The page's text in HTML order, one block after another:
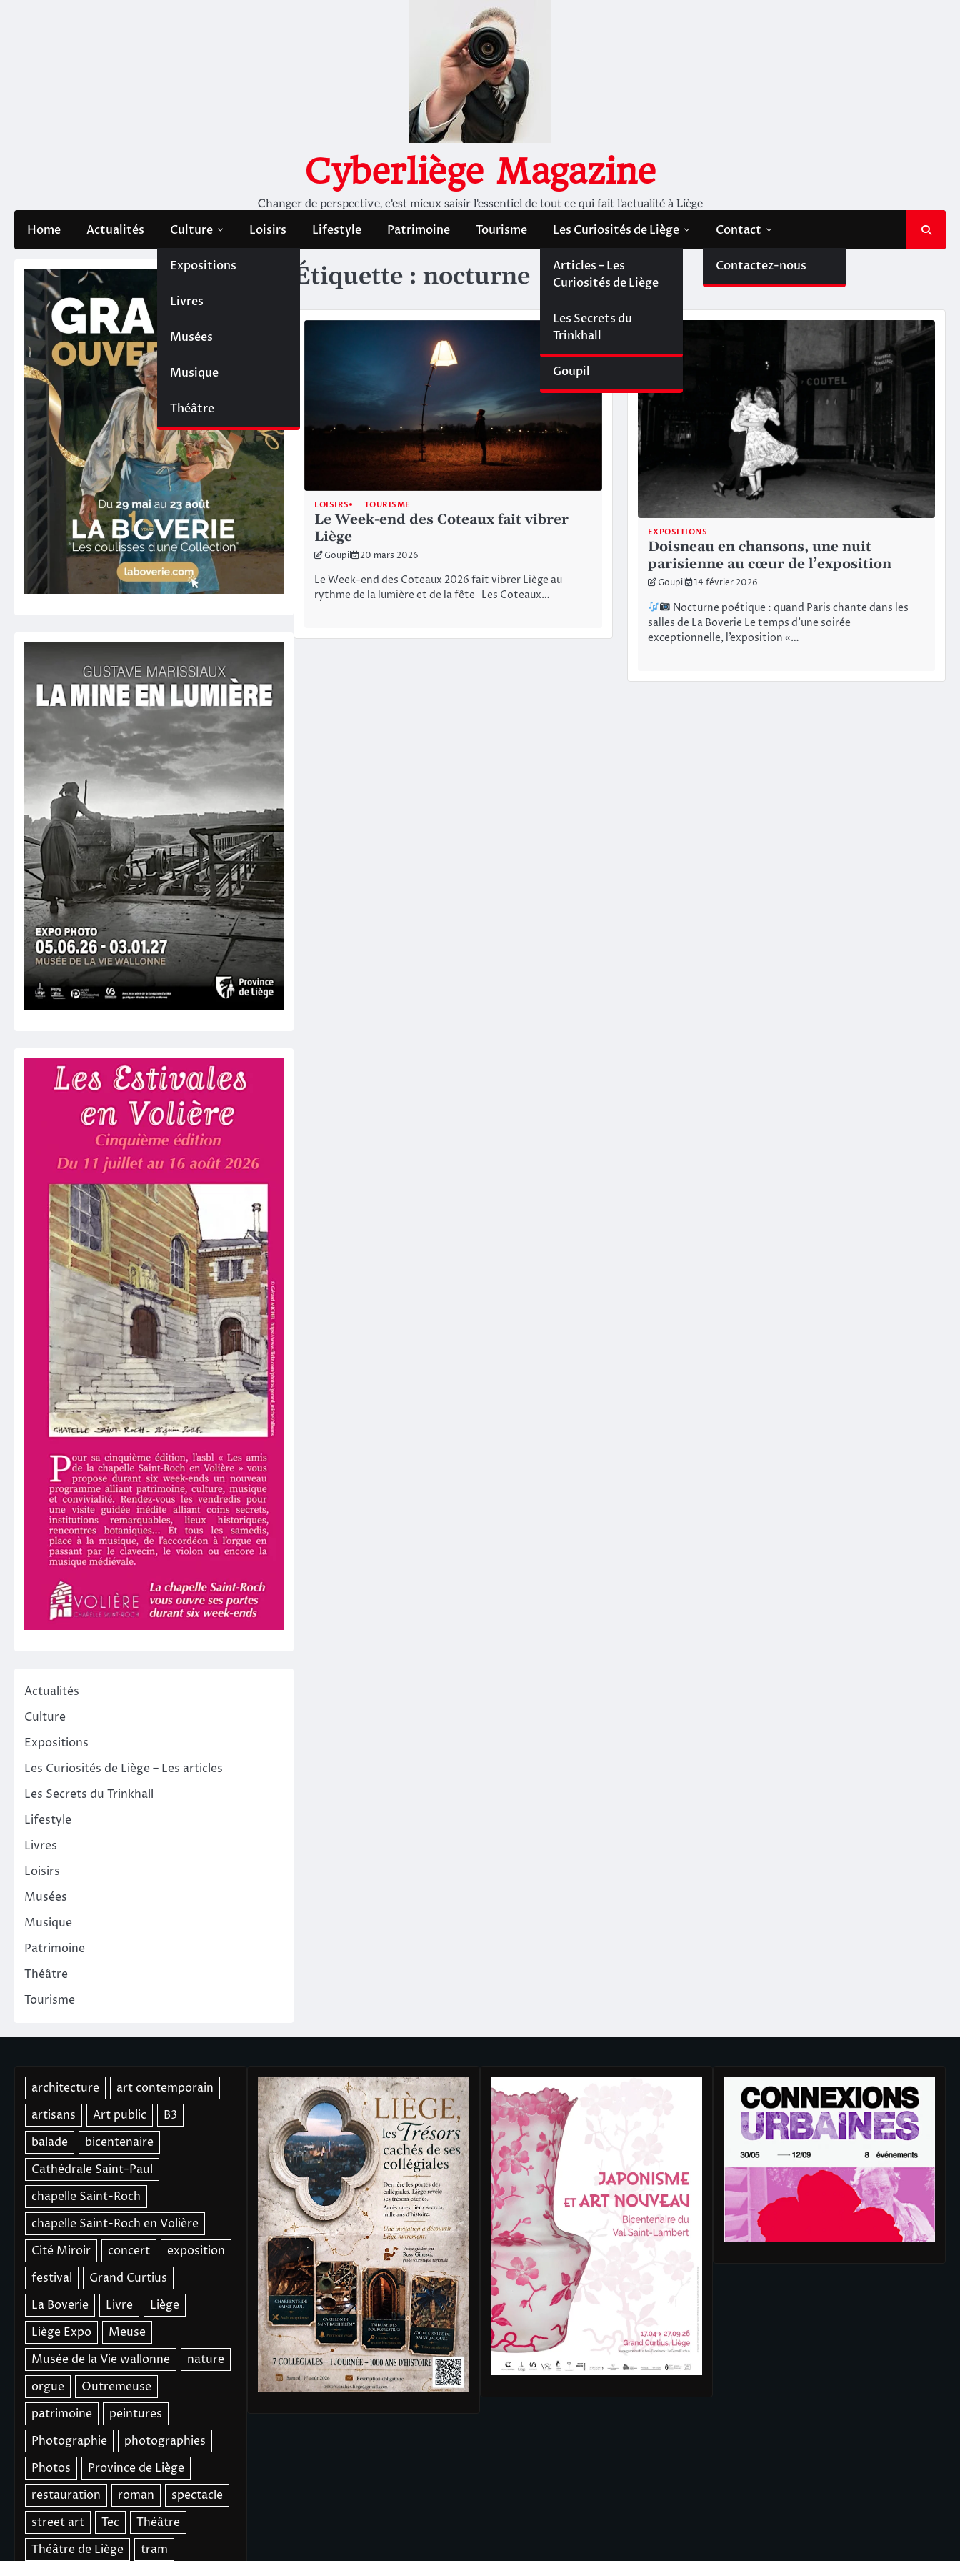
Cyberliège Magazine
Changer de perspective, c'est mieux saisir l'essentiel de tout ce qui fait l'actualité à Liège
Home Actualités Culture
Expositions
Livres
Musées
Musique
Théâtre
Loisirs Lifestyle Patrimoine Tourisme Les Curiosités de Liège
Les Curiosités de
Liège
Articles – Les
Curiosités de Liège
Les dossiers de
Cyberliège Magazine
Les Secrets du
Trinkhall
Goupil
Contact
Contactez-nous
Étiquette :nocturne
LOISIRS TOURISME
Le Week-end des Coteaux fait vibrer
Liège
Goupil 20 mars 2026
Le Week-end des Coteaux 2026 fait vibrer Liège au
rythme de la lumière et de la fête Les Coteaux…
EXPOSITIONS
Doisneau en chansons, une nuit
parisienne au cœur de l’exposition
Goupil 14 février 2026
Nocturne poétique : quand Paris chante dans les
salles de La Boverie Le temps d’une soirée
exceptionnelle, l’exposition «…
Actualités
Culture
Expositions
Les Curiosités de Liège – Les articles
Les Secrets du Trinkhall
Lifestyle
Livres
Loisirs
Musées
Musique
Patrimoine
Théâtre
Tourisme